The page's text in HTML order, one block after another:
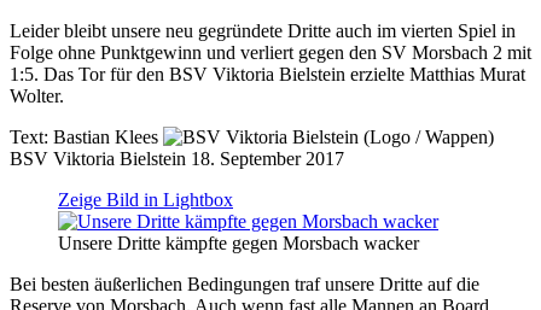
Leider bleibt unsere neu gegründete Dritte auch im vierten Spiel in
Folge ohne Punktgewinn und verliert gegen den SV Morsbach 2 mit
1:5. Das Tor für den BSV Viktoria Bielstein erzielte Matthias Murat
Wolter.
Text: Bastian Klees
BSV Viktoria Bielstein 18. September 2017
Zeige Bild in Lightbox
Unsere Dritte kämpfte gegen Morsbach wacker
Bei besten äußerlichen Bedingungen traf unsere Dritte auf die
Reserve von Morsbach. Auch wenn fast alle Mannen an Board